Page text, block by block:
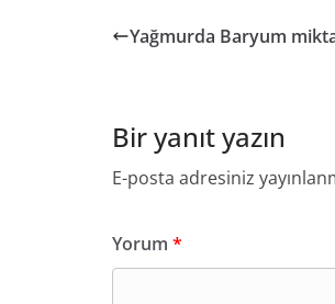
Yağmurda Baryum
Bir yanıt yazın
E-posta adresiniz
Yorum *